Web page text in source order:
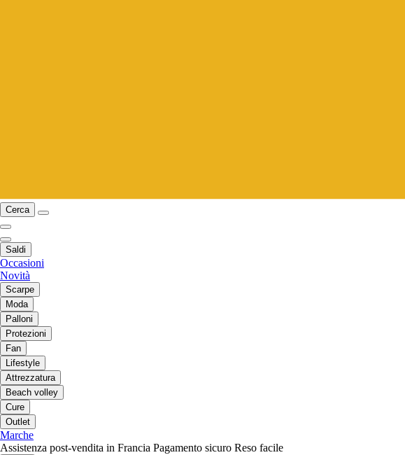
Cerca
Saldi
Occasioni
Novità
Scarpe
Moda
Palloni
Protezioni
Fan
Lifestyle
Attrezzatura
Beach volley
Cure
Outlet
Marche
Assistenza post-vendita in Francia Pagamento sicuro Reso facile